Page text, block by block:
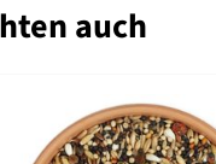
auch